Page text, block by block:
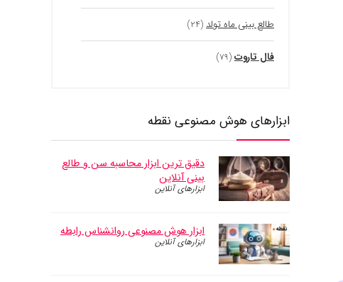
طالع بینی ماه تولد (۲۴)
فال تاروت (۷۹)
ابزارهای هوش مصنوعی نقطه
دقیق ترین ابزار محاسبه سن و طالع
بینی آنلاین
ابزارهای آنلاین
ابزار هوش مصنوعی روانشناس رابطه
ابزارهای آنلاین